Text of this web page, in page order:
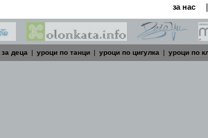
за нас
деца уроци по танци уроци по цигулка уроци по